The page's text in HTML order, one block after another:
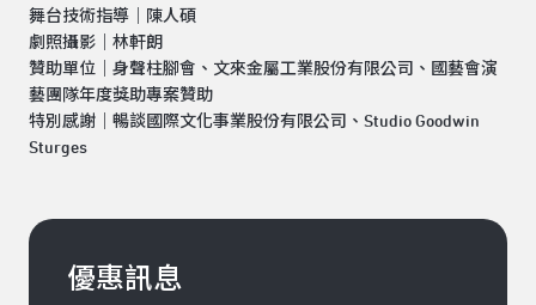
舞台技術指導｜陳人碩
劇照攝影｜林軒朗
贊助單位｜身聲柱腳會、文來金屬工業股份有限公司、國藝會演
藝團隊年度獎助專案贊助
特別感謝｜暢談國際文化事業股份有限公司、Studio Goodwin
Sturges
優惠訊息